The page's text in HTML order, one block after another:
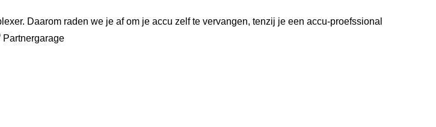
Daarom raden we je af om je accu zelf te vervangen, tenzij je een accu-proefssional
Partnergarage